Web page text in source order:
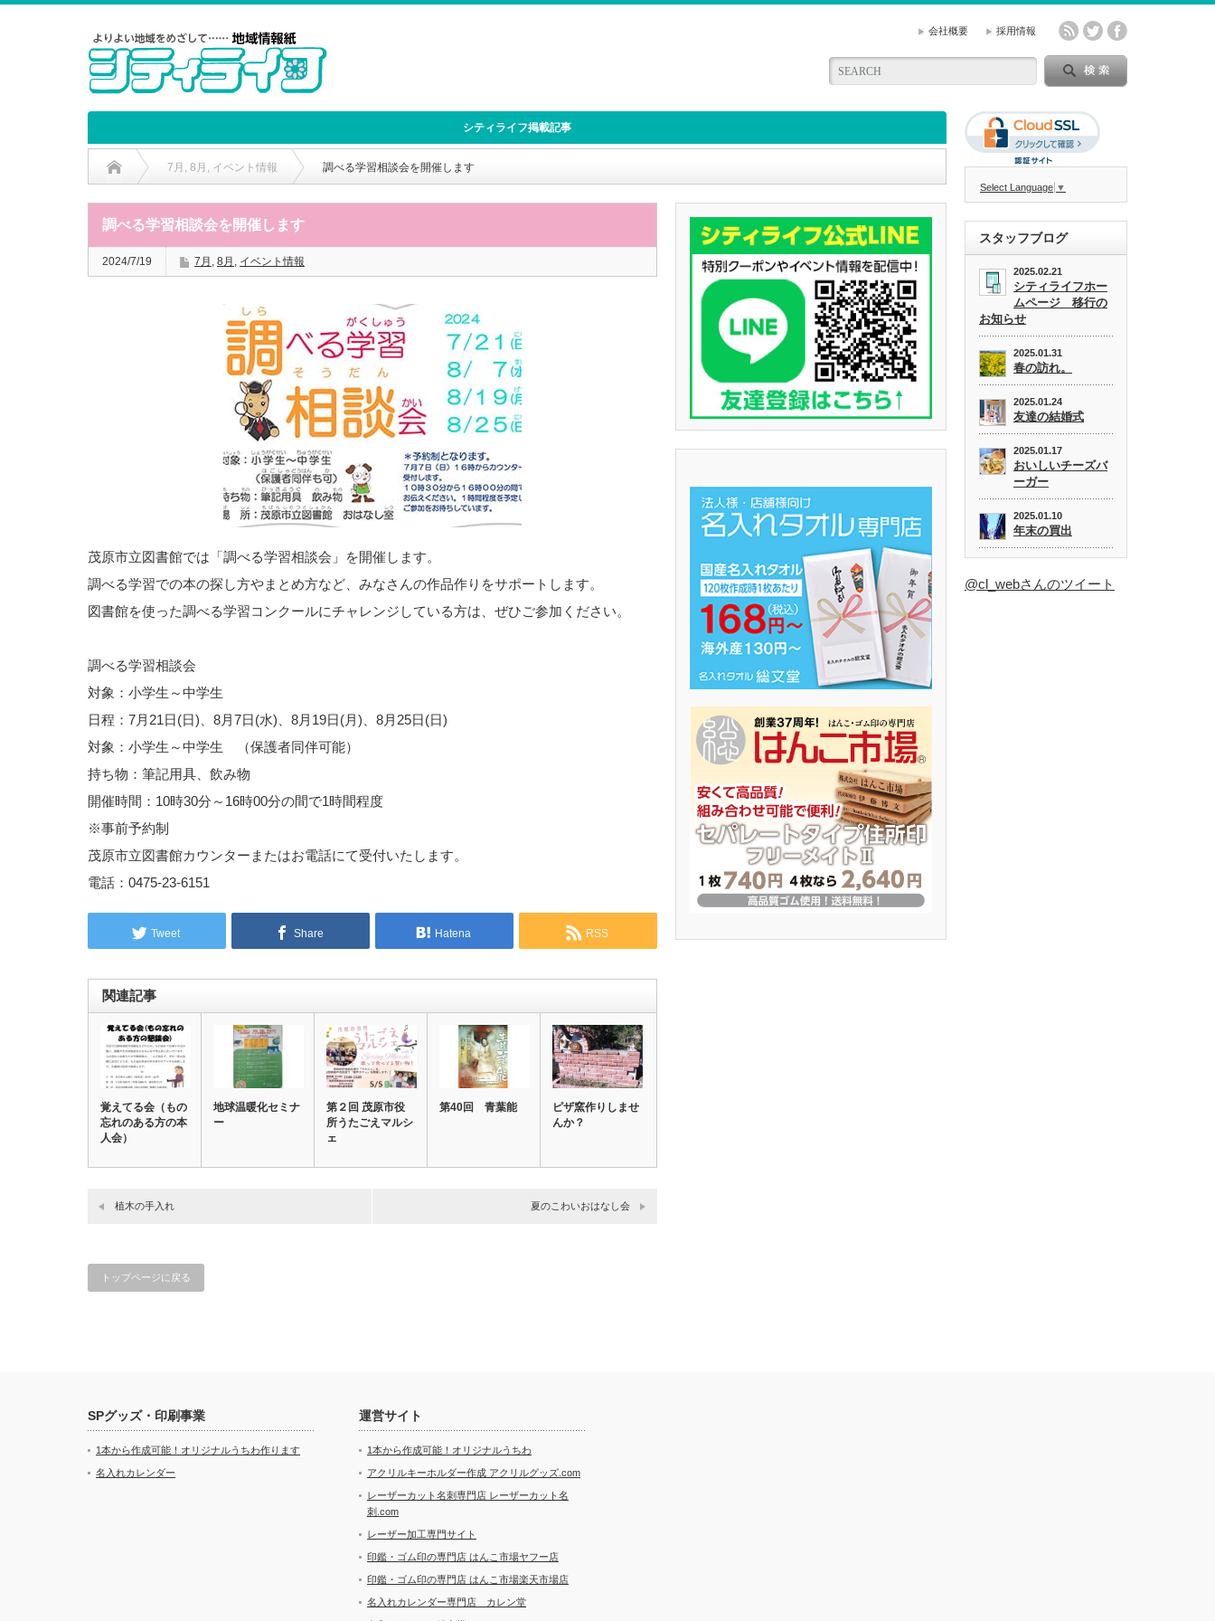
会社概要 採用情報
シティライフ掲載記事
7月 , 8月 , イベント情報 調べる学習相談会を開催します
調べる学習相談会を開催します
2024/7/19 7月 , 8月 , イベント情報
茂原市立図書館では「調べる学習相談会」を開催します。
調べる学習での本の探し方やまとめ方など、みなさんの作品作りをサポートします。
図書館を使った調べる学習コンクールにチャレンジしている方は、ぜひご参加ください。
調べる学習相談会
対象：小学生～中学生
日程：7月21日(日)、8月7日(水)、8月19日(月)、8月25日(日)
対象：小学生～中学生 （保護者同伴可能）
持ち物：筆記用具、飲み物
開催時間：10時30分～16時00分の間で1時間程度
※事前予約制
茂原市立図書館カウンターまたはお電話にて受付いたします。
電話：0475-23-6151
Tweet Share Hatena RSS
関連記事
覚えてる会（もの
忘れのある方の本
人会）
地球温暖化セミナ
ー
第２回 茂原市役
所うたごえマルシ
ェ
第40回 青葉能
ピザ窯作りしませ
んか？
植木の手入れ 夏のこわいおはなし会
トップページに戻る
Select Language ▼
スタッフブログ
2025.02.21
シティライフホー
ムページ 移行の
お知らせ
2025.01.31
春の訪れ。
2025.01.24
友達の結婚式
2025.01.17
おいしいチーズバ
ーガー
2025.01.10
年末の買出
@cl_webさんのツイート
SPグッズ・印刷事業
1本から作成可能！オリジナルうちわ作ります
名入れカレンダー
運営サイト
1本から作成可能！オリジナルうちわ
アクリルキーホルダー作成 アクリルグッズ.com
レーザーカット名刺専門店 レーザーカット名
刺.com
レーザー加工専門サイト
印鑑・ゴム印の専門店 はんこ市場ヤフー店
印鑑・ゴム印の専門店 はんこ市場楽天市場店
名入れカレンダー専門店 カレン堂